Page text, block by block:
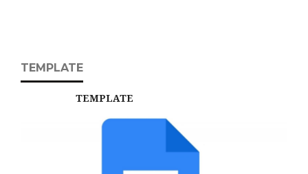
TEMPLATE
TEMPLATE